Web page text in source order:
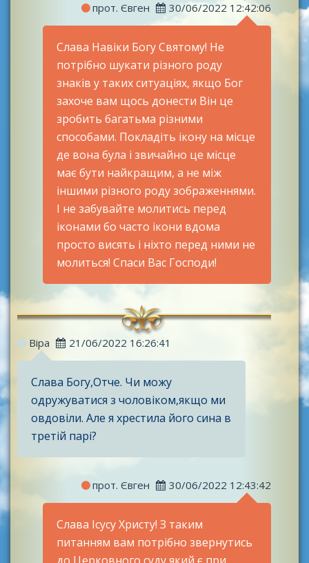
прот. Євген 30/06/2022 12:42:06
Слава Навіки Богу Святому! Не
потрібно шукати різного роду
знаків у таких ситуаціях, якщо Бог
захоче вам щось донести Він це
зробить багатьма різними
способами. Покладіть ікону на місце
де вона була і звичайно це місце
має бути найкращим, а не між
іншими різного роду зображеннями.
І не забувайте молитись перед
іконами бо часто ікони вдома
просто висять і ніхто перед ними не
молиться! Спаси Вас Господи!
Віра 21/06/2022 16:26:41
Слава Богу,Отче. Чи можу
одружуватися з чоловіком,якщо ми
овдовіли. Але я хрестила його сина в
третій парі?
прот. Євген 30/06/2022 12:43:42
Слава Ісусу Христу! З таким
питанням вам потрібно звернутись